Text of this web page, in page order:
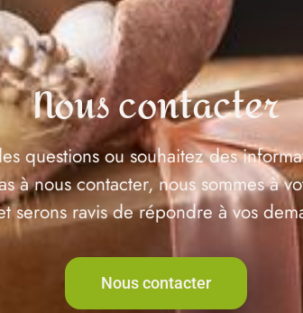
Nous contacter
questions ou souhaitez des
à nous contacter, nous sommes à
serons ravis de répondre à vos
Nous contacter